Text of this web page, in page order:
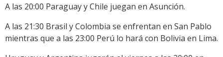
A las 20:00 Paraguay y Chile juegan en Asunción.
A las 21:30 Brasil y Colombia se enfrentan en San Pablo
mientras que a las 23:00 Perú lo hará con Bolivia en Lima.